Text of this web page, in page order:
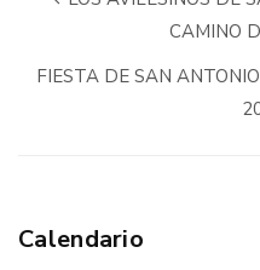
CAMINO
FIESTA DE SAN
Calendario